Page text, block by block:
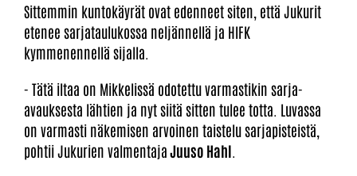
Sittemmin kuntokäyrät ovat edenneet siten, että Jukurit
etenee sarjataulukossa neljännellä ja HIFK
kymmenennellä sijalla.
- Tätä iltaa on Mikkelissä odotettu varmastikin sarja-
avauksesta lähtien ja nyt siitä sitten tulee totta. Luvassa
on varmasti näkemisen arvoinen taistelu sarjapisteistä,
pohtii Jukurien valmentajaJuuso Hahl